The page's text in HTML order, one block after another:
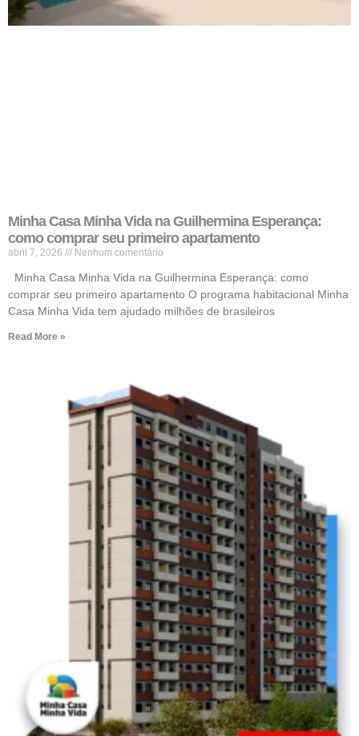
Minha Casa Minha Vida na Guilhermina Esperança:
como comprar seu primeiro apartamento
abril 7, 2026 Nenhum comentário
Minha Casa Minha Vida na Guilhermina Esperança: como
comprar seu primeiro apartamento O programa habitacional Minha
Casa Minha Vida tem ajudado milhões de brasileiros
Read More »